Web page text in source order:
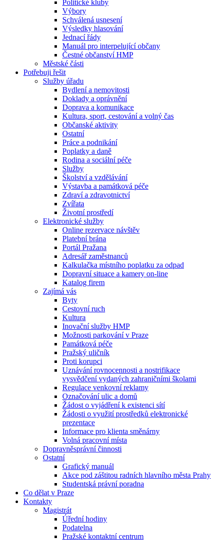
Politické kluby
Výbory
Schválená usnesení
Výsledky hlasování
Jednací řády
Manuál pro interpelující občany
Čestné občanství HMP
Městské části
Potřebuji řešit
Služby úřadu
Bydlení a nemovitosti
Doklady a oprávnění
Doprava a komunikace
Kultura, sport, cestování a volný čas
Občanské aktivity
Ostatní
Práce a podnikání
Poplatky a daně
Rodina a sociální péče
Služby
Školství a vzdělávání
Výstavba a památková péče
Zdraví a zdravotnictví
Zvířata
Životní prostředí
Elektronické služby
Online rezervace návštěv
Platební brána
Portál Pražana
Adresář zaměstnanců
Kalkulačka místního poplatku za odpad
Dopravní situace a kamery on-line
Katalog firem
Zajímá vás
Byty
Cestovní ruch
Kultura
Inovační služby HMP
Možnosti parkování v Praze
Památková péče
Pražský uličník
Proti korupci
Uznávání rovnocennosti a nostrifikace
vysvědčení vydaných zahraničními školami
Regulace venkovní reklamy
Označování ulic a domů
Žádost o vyjádření k existenci sítí
Žádosti o využití prostředků elektronické
prezentace
Informace pro klienta směnárny
Volná pracovní místa
Dopravněsprávní činnosti
Ostatní
Grafický manuál
Akce pod záštitou radních hlavního města Prahy
Studentská právní poradna
Co dělat v Praze
Kontakty
Magistrát
Úřední hodiny
Podatelna
Pražské kontaktní centrum